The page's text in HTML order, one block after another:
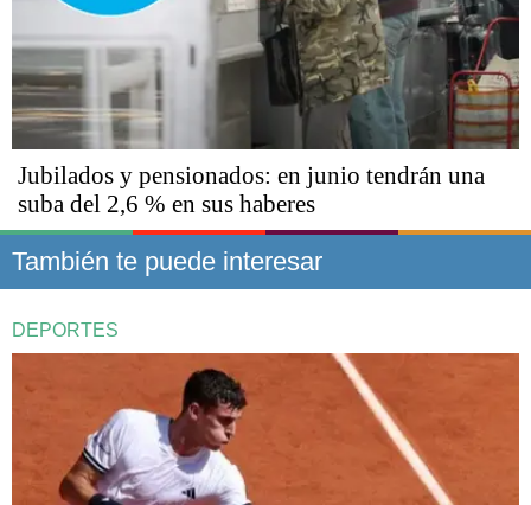
Jubilados y pensionados: en junio tendrán una
suba del 2,6 % en sus haberes
También te puede interesar
DEPORTES